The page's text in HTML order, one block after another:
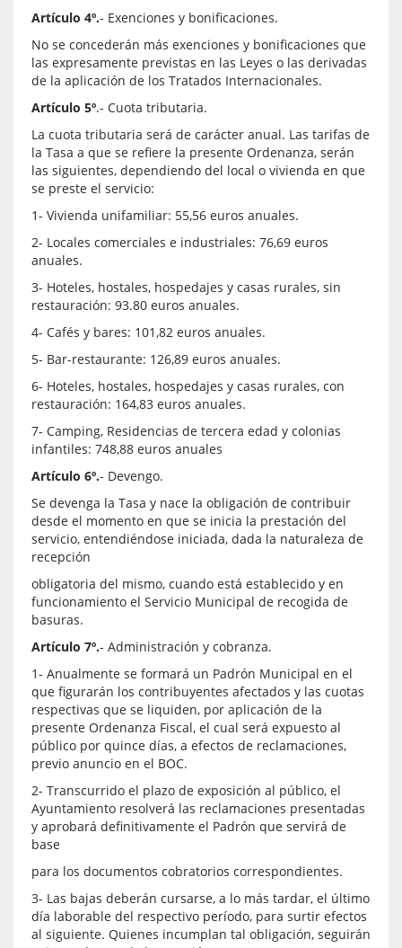
Artículo 4º.- Exenciones y bonificaciones.
No se concederán más exenciones y bonificaciones que
las expresamente previstas en las Leyes o las derivadas
de la aplicación de los Tratados Internacionales.
Artículo 5º.- Cuota tributaria.
La cuota tributaria será de carácter anual. Las tarifas de
la Tasa a que se refiere la presente Ordenanza, serán
las siguientes, dependiendo del local o vivienda en que
se preste el servicio:
1- Vivienda unifamiliar: 55,56 euros anuales.
2- Locales comerciales e industriales: 76,69 euros
anuales.
3- Hoteles, hostales, hospedajes y casas rurales, sin
restauración: 93.80 euros anuales.
4- Cafés y bares: 101,82 euros anuales.
5- Bar-restaurante: 126,89 euros anuales.
6- Hoteles, hostales, hospedajes y casas rurales, con
restauración: 164,83 euros anuales.
7- Camping, Residencias de tercera edad y colonias
infantiles: 748,88 euros anuales
Artículo 6º.- Devengo.
Se devenga la Tasa y nace la obligación de contribuir
desde el momento en que se inicia la prestación del
servicio, entendiéndose iniciada, dada la naturaleza de
recepción
obligatoria del mismo, cuando está establecido y en
funcionamiento el Servicio Municipal de recogida de
basuras.
Artículo 7º.- Administración y cobranza.
1- Anualmente se formará un Padrón Municipal en el
que figurarán los contribuyentes afectados y las cuotas
respectivas que se liquiden, por aplicación de la
presente Ordenanza Fiscal, el cual será expuesto al
público por quince días, a efectos de reclamaciones,
previo anuncio en el BOC.
2- Transcurrido el plazo de exposición al público, el
Ayuntamiento resolverá las reclamaciones presentadas
y aprobará definitivamente el Padrón que servirá de
base
para los documentos cobratorios correspondientes.
3- Las bajas deberán cursarse, a lo más tardar, el último
día laborable del respectivo período, para surtir efectos
al siguiente. Quienes incumplan tal obligación, seguirán